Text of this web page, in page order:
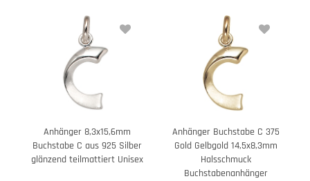
Anhänger 8,3x15,6mm
Buchstabe C aus 925 Silber
glänzend teilmattiert Unisex
Anhänger Buchstabe C 375
Gold Gelbgold 14,5x8,3mm
Halsschmuck
Buchstabenanhänger